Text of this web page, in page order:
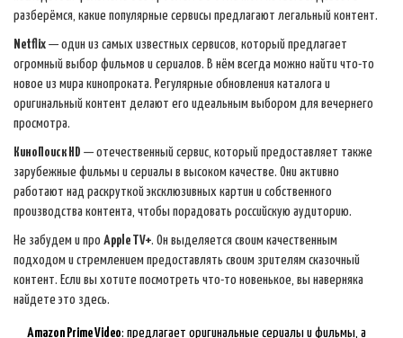
разберёмся, какие популярные сервисы предлагают легальный контент.
Netflix — один из самых известных сервисов, который предлагает
огромный выбор фильмов и сериалов. В нём всегда можно найти что-то
новое из мира кинопроката. Регулярные обновления каталога и
оригинальный контент делают его идеальным выбором для вечернего
просмотра.
КиноПоиск HD — отечественный сервис, который предоставляет также
зарубежные фильмы и сериалы в высоком качестве. Они активно
работают над раскруткой эксклюзивных картин и собственного
производства контента, чтобы порадовать российскую аудиторию.
Не забудем и про Apple TV+. Он выделяется своим качественным
подходом и стремлением предоставлять своим зрителям сказочный
контент. Если вы хотите посмотреть что-то новенькое, вы наверняка
найдете это здесь.
Amazon Prime Video: предлагает оригинальные сериалы и фильмы, а